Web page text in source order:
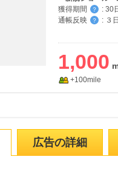
獲得期間
？ : 30
通帳反映
？ : ３
1,000
+100mile
広告の詳細